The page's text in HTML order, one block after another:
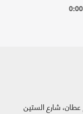
شارع الستين